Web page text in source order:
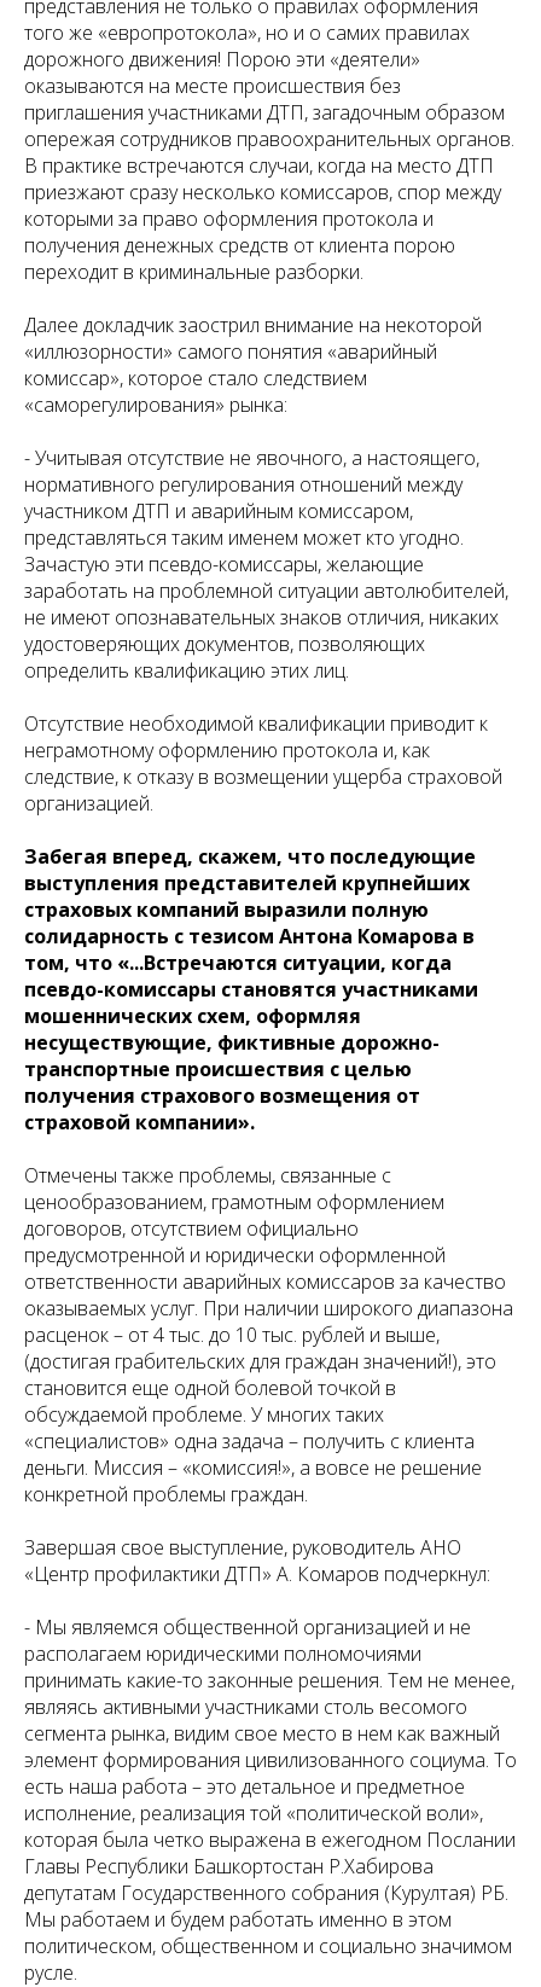
представления не только о правилах оформления
того же «европротокола», но и о самих правилах
дорожного движения! Порою эти «деятели»
оказываются на месте происшествия без
приглашения участниками ДТП, загадочным образом
опережая сотрудников правоохранительных органов.
В практике встречаются случаи, когда на место ДТП
приезжают сразу несколько комиссаров, спор между
которыми за право оформления протокола и
получения денежных средств от клиента порою
переходит в криминальные разборки.
Далее докладчик заострил внимание на некоторой
«иллюзорности» самого понятия «аварийный
комиссар», которое стало следствием
«саморегулирования» рынка:
- Учитывая отсутствие не явочного, а настоящего,
нормативного регулирования отношений между
участником ДТП и аварийным комиссаром,
представляться таким именем может кто угодно.
Зачастую эти псевдо-комиссары, желающие
заработать на проблемной ситуации автолюбителей,
не имеют опознавательных знаков отличия, никаких
удостоверяющих документов, позволяющих
определить квалификацию этих лиц.
Отсутствие необходимой квалификации приводит к
неграмотному оформлению протокола и, как
следствие, к отказу в возмещении ущерба страховой
организацией.
Забегая вперед, скажем, что последующие
выступления представителей крупнейших
страховых компаний выразили полную
солидарность с тезисом Антона Комарова в
том, что «...Встречаются ситуации, когда
псевдо-комиссары становятся участниками
мошеннических схем, оформляя
несуществующие, фиктивные дорожно-
транспортные происшествия с целью
получения страхового возмещения от
страховой компании».
Отмечены также проблемы, связанные с
ценообразованием, грамотным оформлением
договоров, отсутствием официально
предусмотренной и юридически оформленной
ответственности аварийных комиссаров за качество
оказываемых услуг. При наличии широкого диапазона
расценок – от 4 тыс. до 10 тыс. рублей и выше,
(достигая грабительских для граждан значений!), это
становится еще одной болевой точкой в
обсуждаемой проблеме. У многих таких
«специалистов» одна задача – получить с клиента
деньги. Миссия – «комиссия!», а вовсе не решение
конкретной проблемы граждан.
Завершая свое выступление, руководитель АНО
«Центр профилактики ДТП» А. Комаров подчеркнул:
- Мы являемся общественной организацией и не
располагаем юридическими полномочиями
принимать какие-то законные решения. Тем не менее,
являясь активными участниками столь весомого
сегмента рынка, видим свое место в нем как важный
элемент формирования цивилизованного социума. То
есть наша работа – это детальное и предметное
исполнение, реализация той «политической воли»,
которая была четко выражена в ежегодном Послании
Главы Республики Башкортостан Р.Хабирова
депутатам Государственного собрания (Курултая) РБ.
Мы работаем и будем работать именно в этом
политическом, общественном и социально значимом
русле.